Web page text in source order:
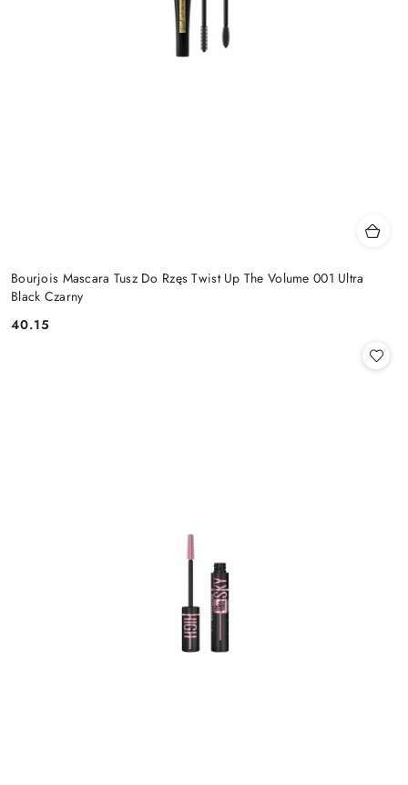
Bourjois Mascara Tusz Do Rzęs Twist Up The Volume 001 Ultra
Black Czarny
Cena:
40.15